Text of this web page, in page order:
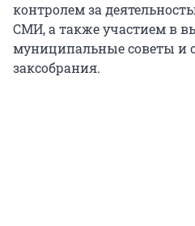
контролем за
СМИ, а также участием в
муниципальные советы и
заксобрания.